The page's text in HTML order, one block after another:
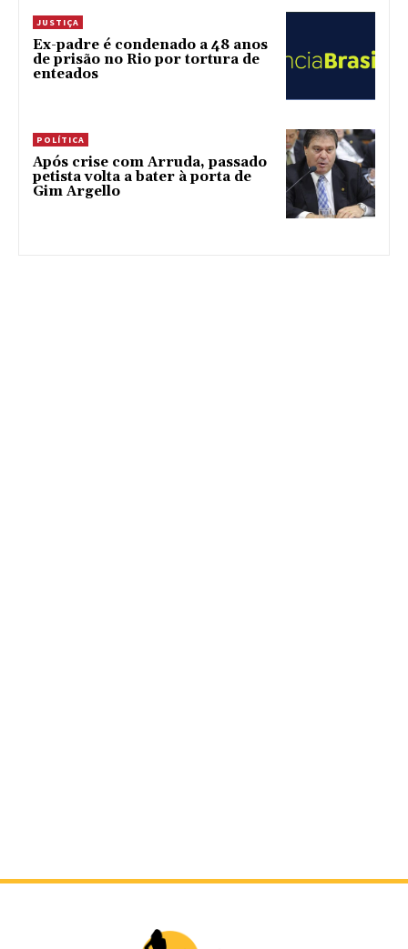
JUSTIÇA
Ex-padre é condenado a 48 anos
de prisão no Rio por tortura de
enteados
POLÍTICA
Após crise com Arruda, passado
petista volta a bater à porta de
Gim Argello